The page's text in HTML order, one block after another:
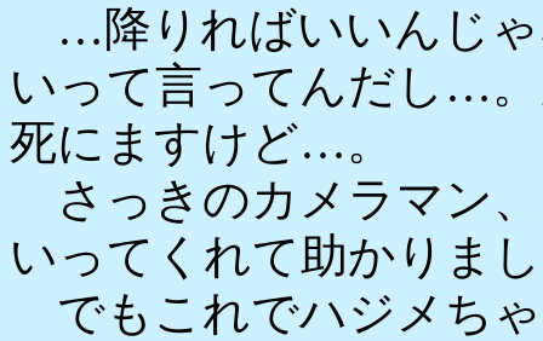
…降りればいいんじ
いって言ってんだし…
死にますけど…。
さっきのカメラマン
いってくれて助かりま
でもこれでハジメち